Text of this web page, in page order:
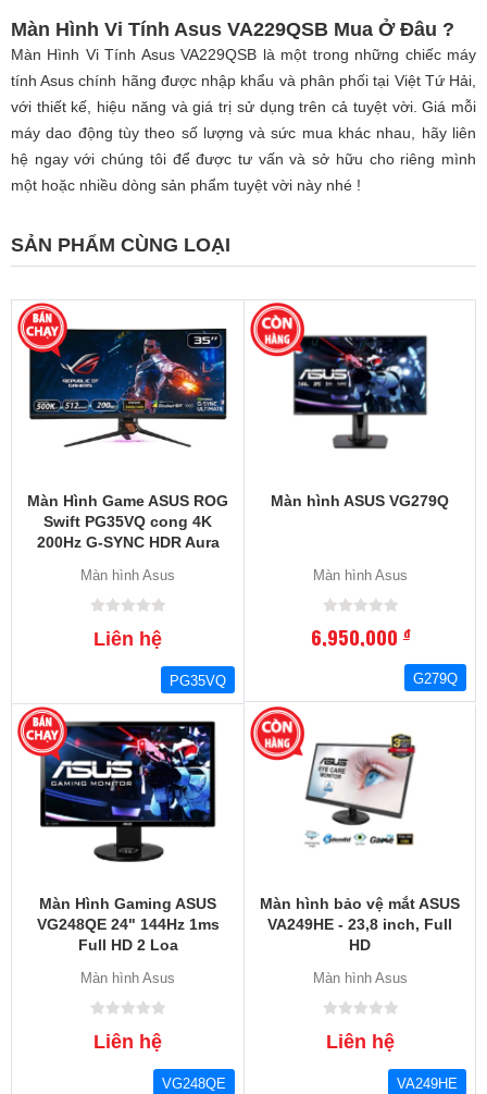
Màn Hình Vi Tính Asus VA229QSB Mua Ở Đâu ?
Màn Hình Vi Tính Asus VA229QSB là một trong những chiếc máy
tính Asus chính hãng được nhập khẩu và phân phối tại Việt Tứ Hải,
với thiết kế, hiệu năng và giá trị sử dụng trên cả tuyệt vời. Giá mỗi
máy dao động tùy theo số lượng và sức mua khác nhau, hãy liên
hệ ngay với chúng tôi để được tư vấn và sở hữu cho riêng mình
một hoặc nhiều dòng sản phẩm tuyệt vời này nhé !
SẢN PHẨM CÙNG LOẠI
Màn Hình Game ASUS ROG
Swift PG35VQ cong 4K
200Hz G-SYNC HDR Aura
Màn hình Asus
Liên hệ
PG35VQ
Màn hình ASUS VG279Q
Màn hình Asus
6,950,000đ
G279Q
Màn Hình Gaming ASUS
VG248QE 24" 144Hz 1ms
Full HD 2 Loa
Màn hình Asus
Liên hệ
VG248QE
Màn hình bảo vệ mắt ASUS
VA249HE - 23,8 inch, Full
HD
Màn hình Asus
Liên hệ
VA249HE